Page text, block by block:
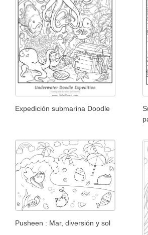
Expedición submarina Doodle
Pusheen : Mar, diversión y sol